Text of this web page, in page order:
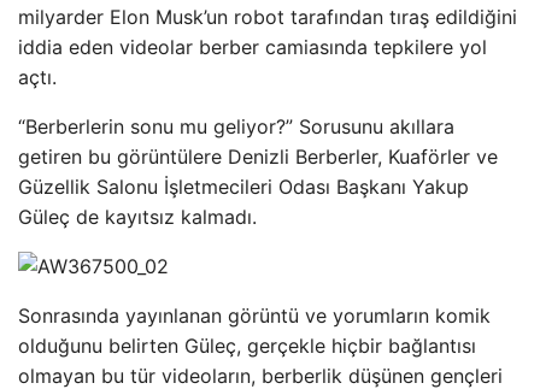
milyarder Elon Musk’un robot tarafından tıraş edildiğini
iddia eden videolar berber camiasında tepkilere yol
açtı.
“Berberlerin sonu mu geliyor?” Sorusunu akıllara
getiren bu görüntülere Denizli Berberler, Kuaförler ve
Güzellik Salonu İşletmecileri Odası Başkanı Yakup
Güleç de kayıtsız kalmadı.
Sonrasında yayınlanan görüntü ve yorumların komik
olduğunu belirten Güleç, gerçekle hiçbir bağlantısı
olmayan bu tür videoların, berberlik düşünen gençleri